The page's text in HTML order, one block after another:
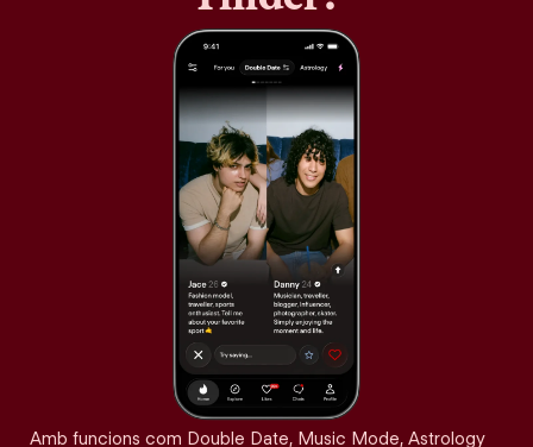
Amb funcions com Double Date, Music Mode, Astrology